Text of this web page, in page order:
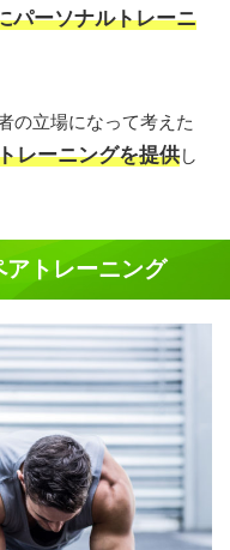
パーソナルトレーニ
の立場になって考えた
レーニングを提供し
アトレーニング